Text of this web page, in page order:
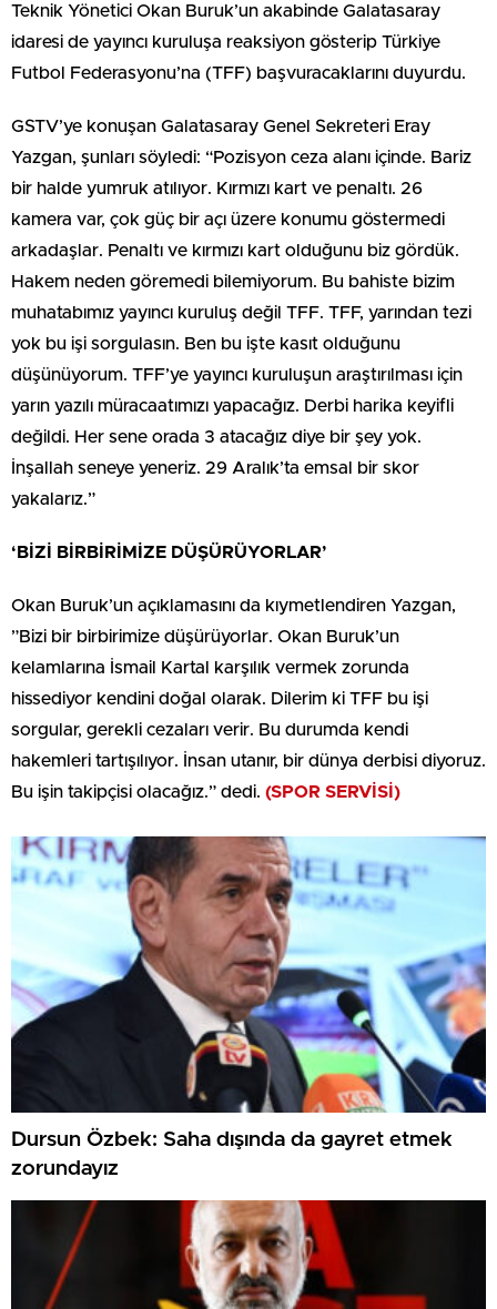
Teknik Yönetici Okan Buruk’un akabinde Galatasaray
idaresi de yayıncı kuruluşa reaksiyon gösterip Türkiye
Futbol Federasyonu’na (TFF) başvuracaklarını duyurdu.
GSTV’ye konuşan Galatasaray Genel Sekreteri Eray
Yazgan, şunları söyledi: “Pozisyon ceza alanı içinde. Bariz
bir halde yumruk atılıyor. Kırmızı kart ve penaltı. 26
kamera var, çok güç bir açı üzere konumu göstermedi
arkadaşlar. Penaltı ve kırmızı kart olduğunu biz gördük.
Hakem neden göremedi bilemiyorum. Bu bahiste bizim
muhatabımız yayıncı kuruluş değil TFF. TFF, yarından tezi
yok bu işi sorgulasın. Ben bu işte kasıt olduğunu
düşünüyorum. TFF’ye yayıncı kuruluşun araştırılması için
yarın yazılı müracaatımızı yapacağız. Derbi harika keyifli
değildi. Her sene orada 3 atacağız diye bir şey yok.
İnşallah seneye yeneriz. 29 Aralık’ta emsal bir skor
yakalarız.”
‘BİZİ BİRBİRİMİZE DÜŞÜRÜYORLAR’
Okan Buruk’un açıklamasını da kıymetlendiren Yazgan,
”Bizi bir birbirimize düşürüyorlar. Okan Buruk’un
kelamlarına İsmail Kartal karşılık vermek zorunda
hissediyor kendini doğal olarak. Dilerim ki TFF bu işi
sorgular, gerekli cezaları verir. Bu durumda kendi
hakemleri tartışılıyor. İnsan utanır, bir dünya derbisi diyoruz.
Bu işin takipçisi olacağız.” dedi. (SPOR SERVİSİ)
Dursun Özbek: Saha dışında da gayret etmek
zorundayız